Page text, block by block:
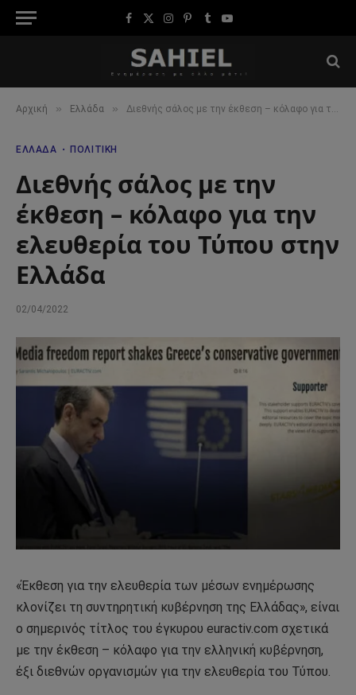
Facebook
X
Instagram
Pinterest
TumblrYouTube
Αρχική » Ελλάδα » Διεθνής σάλος με την έκθεση – κόλαφο για την ελευθερία του Τύπου στην Ελλάδα
ΕΛΛΆΔΑ ΠΟΛΙΤΙΚΉ
Διεθνής σάλος με την
έκθεση – κόλαφο για την
ελευθερία του Τύπου στην
Ελλάδα
02/04/2022
«Έκθεση για την ελευθερία των μέσων ενημέρωσης
κλονίζει τη συντηρητική κυβέρνηση της Ελλάδας», είναι
ο σημερινός τίτλος του έγκυρου euractiv.com σχετικά
με την έκθεση – κόλαφο για την ελληνική κυβέρνηση,
έξι διεθνών οργανισμών για την ελευθερία του Τύπου.